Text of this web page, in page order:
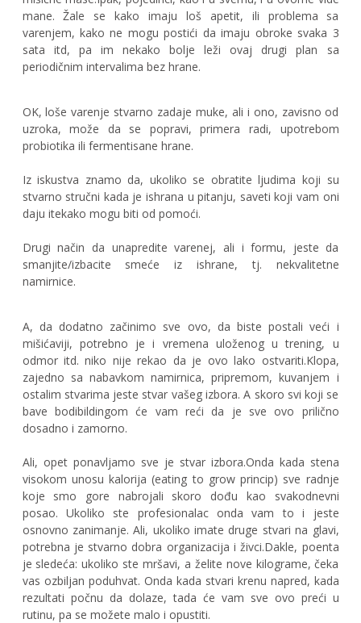
mane. Žale se kako imaju loš apetit, ili problema sa
varenjem, kako ne mogu postići da imaju obroke svaka 3
sata itd, pa im nekako bolje leži ovaj drugi plan sa
periodičnim intervalima bez hrane.
OK, loše varenje stvarno zadaje muke, ali i ono, zavisno od
uzroka, može da se popravi, primera radi, upotrebom
probiotika ili fermentisane hrane.
Iz iskustva znamo da, ukoliko se obratite ljudima koji su
stvarno stručni kada je ishrana u pitanju, saveti koji vam oni
daju itekako mogu biti od pomoći.
Drugi način da unapredite varenej, ali i formu, jeste da
smanjite/izbacite smeće iz ishrane, tj. nekvalitetne
namirnice.
A, da dodatno začinimo sve ovo, da biste postali veći i
mišićaviji, potrebno je i vremena uloženog u trening, u
odmor itd. niko nije rekao da je ovo lako ostvariti.Klopa,
zajedno sa nabavkom namirnica, pripremom, kuvanjem i
ostalim stvarima jeste stvar vašeg izbora. A skoro svi koji se
bave bodibildingom će vam reći da je sve ovo prilično
dosadno i zamorno.
Ali, opet ponavljamo sve je stvar izbora.Onda kada stena
visokom unosu kalorija (eating to grow princip) sve radnje
koje smo gore nabrojali skoro dođu kao svakodnevni
posao. Ukoliko ste profesionalac onda vam to i jeste
osnovno zanimanje. Ali, ukoliko imate druge stvari na glavi,
potrebna je stvarno dobra organizacija i živci.Dakle, poenta
je sledeća: ukoliko ste mršavi, a želite nove kilograme, čeka
vas ozbiljan poduhvat. Onda kada stvari krenu napred, kada
rezultati počnu da dolaze, tada će vam sve ovo preći u
rutinu, pa se možete malo i opustiti.